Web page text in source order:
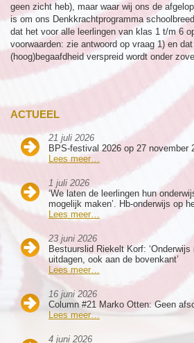
ACTUEEL
21 juli 2026
BPS-festival 2026 op 27 november
Lees meer…
1 juli 2026
‘We laten de leerlingen hun
mogelijk maken’. Hb-onderwijs op
Lees meer…
23 juni 2026
Bestuurslid Riekelt Korf:
uitdagen, ook aan de bovenkant’
Lees meer…
16 juni 2026
Column #21 Marko Otten: Geen
Lees meer…
4 juni 2026
geen zicht heb), maar waar wij ons de
is om ons Denkkrachtprogramma
dat het voor alle leerlingen van klas 1 t/m 6
voorwaarden: zie antwoord op vraag 1) en
(hoog)begaafdheid verspreid wordt onder